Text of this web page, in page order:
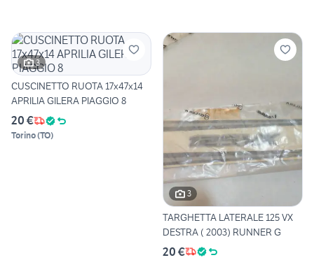
3
CUSCINETTO RUOTA 17x47x14
APRILIA GILERA PIAGGIO 8
20 €
Torino(TO)
3
TARGHETTA LATERALE 125 VX
DESTRA ( 2003) RUNNER G
20 €